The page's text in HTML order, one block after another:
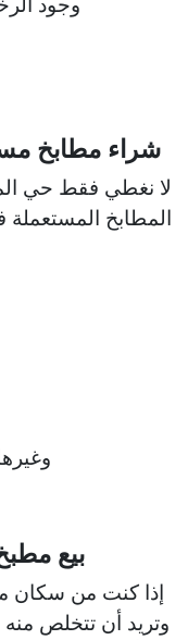
شراء مطابخ
لا نغطي فقط حي
المطابخ
بيع
إذا كنت من سكان
وتريد أن تتخلص